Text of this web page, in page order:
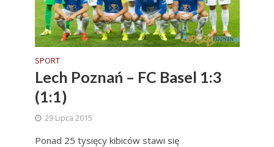
SPORT
Lech Poznań – FC Basel 1:3
(1:1)
29 Lipca 2015
Ponad 25 tysięcy kibiców stawi się